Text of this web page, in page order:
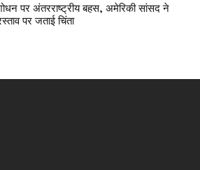
पर अंतरराष्ट्रीय बहस, अमेरिकी सांसद ने
पर जताई चिंता